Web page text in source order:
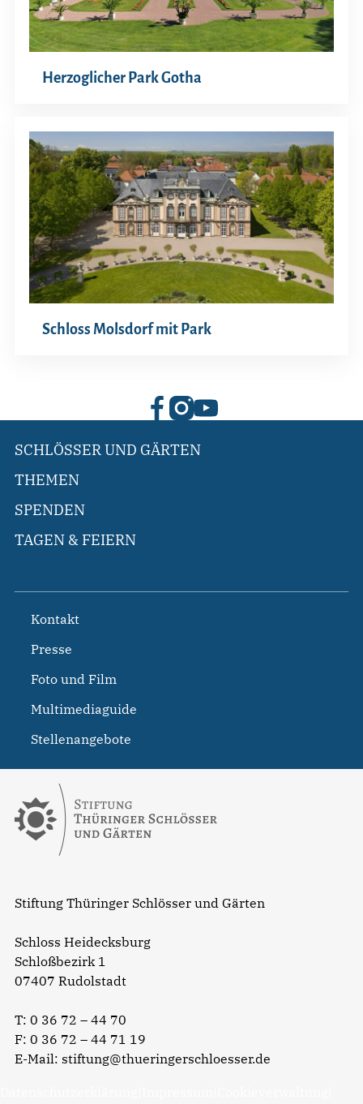
Herzoglicher Park Gotha
Schloss Molsdorf mit Park
Stiftung Thüringer Schlösser und Gärten
Schloss Heidecksburg
Schloßbezirk 1
07407 Rudolstadt
T: 0 36 72 – 44 70
F: 0 36 72 – 44 71 19
E-Mail: stiftung@thueringerschloesser.de
SCHLÖSSER UND GÄRTEN
THEMEN
SPENDEN
TAGEN & FEIERN
Kontakt
Presse
Foto und Film
Multimediaguide
Stellenangebote